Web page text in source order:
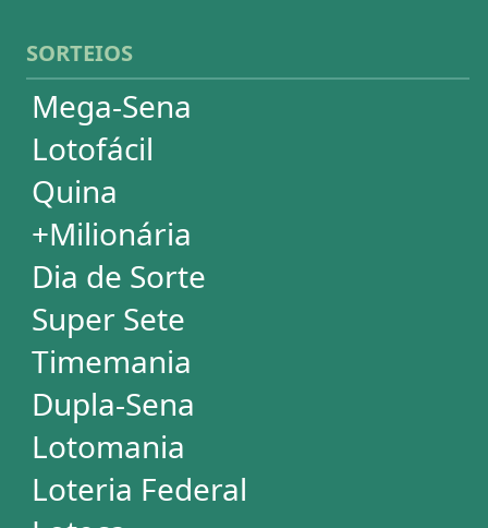
DESDOBRAMENTOS
Mega-Sena
Lotofácil
Quina
+Milionária
Dia de Sorte
Timemania
Dupla-Sena
Lotomania
Super Sete
PowerBall
Mega Millions
EuroMillions